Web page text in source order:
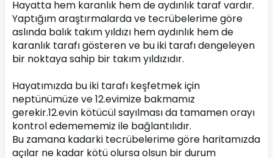
Hayatta hem karanlık hem de aydınlık taraf vardır.
Yaptığım araştırmalarda ve tecrübelerime göre
aslında balık takım yıldızı hem aydınlık hem de
karanlık tarafı gösteren ve bu iki tarafı dengeleyen
bir noktaya sahip bir takım yıldızıdır.
Hayatımızda bu iki tarafı keşfetmek için
neptünümüze ve 12.evimize bakmamız
gerekir.12.evin kötücül sayılması da tamamen orayı
kontrol edemememiz ile bağlantılıdır.
Bu zamana kadarki tecrübelerime göre haritamızda
açılar ne kadar kötü olursa olsun bir durum